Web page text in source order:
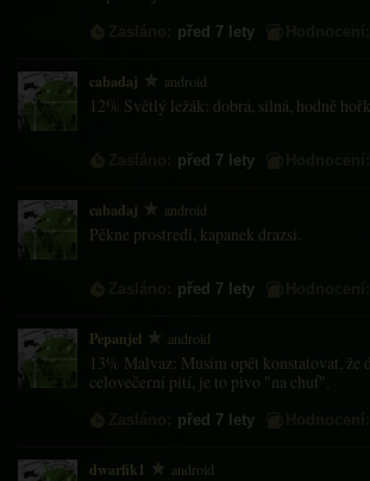
před 7 lety
cabadaj android
12% Světlý ležák: dobrá, silná, hodně
před 7 lety
cabadaj android
Pěkne prostredi, kapanek drazsi.
před 7 lety
Pepanjel android
13% Malvaz: Musím opět konstatovat,
celovečerní pití, je to pivo "na chuť".
před 7 lety
dwarfik1 android